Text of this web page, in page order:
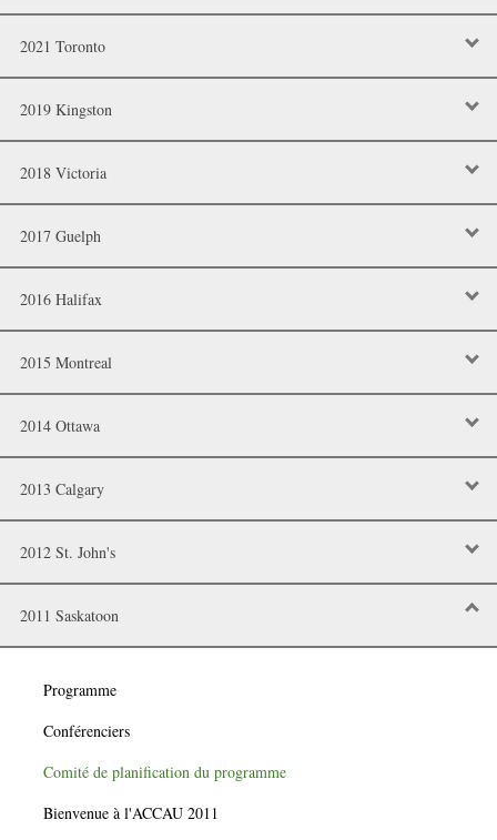
2021 Toronto
2019 Kingston
2018 Victoria
2017 Guelph
2016 Halifax
2015 Montreal
2014 Ottawa
2013 Calgary
2012 St. John's
2011 Saskatoon
Programme
Conférenciers
Comité de planification du programme
Bienvenue à l'ACCAU 2011